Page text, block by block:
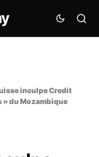
inculpe Credit
» du Mozambique